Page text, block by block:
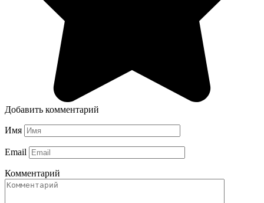
Добавить комментарий
Имя
Email
Комментарий